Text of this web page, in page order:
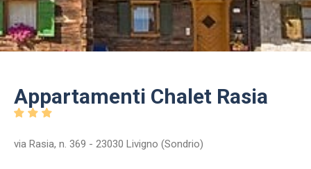
Appartamenti Chalet Rasia
via Rasia, n. 369 - 23030 Livigno (Sondrio)